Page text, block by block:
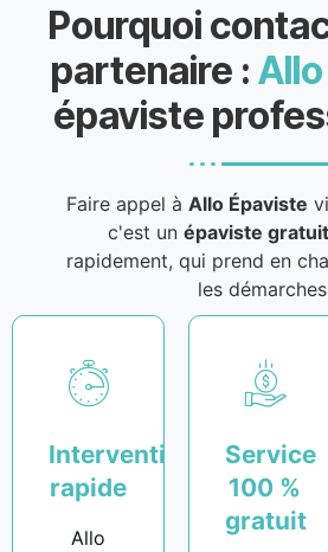
Pourquoi
partenaire :
épaviste
Faire appel àAllo Épaviste
c'est unépaviste gratuit
rapidement, qui prend en
les
Intervention
rapide
Allo
Service
100 %
gratuit